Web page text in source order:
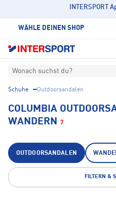
INTERSPORT
WÄHLE DEINEN SHOP
Wonach suchst du?
Schuhe Outdoorsandalen
COLUMBIA
WANDERN 7
OUTDOORSANDALEN
FILTERN &